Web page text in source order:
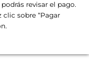
revisar el pago.
clic sobre “Pagar